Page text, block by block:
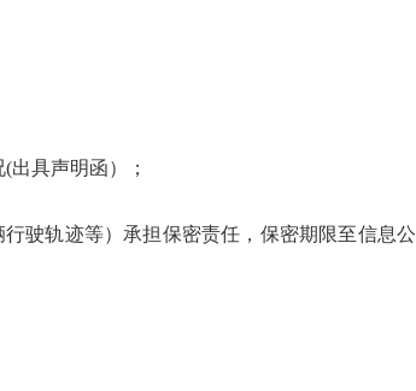
具声明函）；
驶轨迹等）承担保密责任，保密期限至信息公